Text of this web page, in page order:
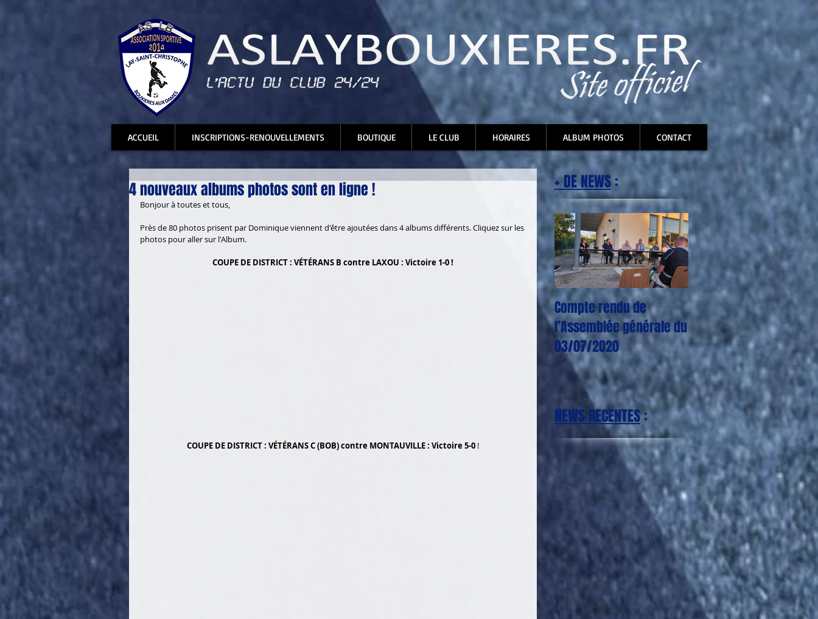
ACCUEIL INSCRIPTIONS-RENOUVELLEMENTS BOUTIQUE LE CLUB HORAIRES ALBUM PHOTOS CONTACT
4 nouveaux albums photos sont en ligne !
Bonjour à toutes et tous,
Près de 80 photos prisent par Dominique viennent d'être ajoutées dans 4 albums différents. Cliquez sur les
photos pour aller sur l'Album.
COUPE DE DISTRICT : VÉTÉRANS B contre LAXOU : Victoire 1-0 !
COUPE DE DISTRICT : VÉTÉRANS C (BOB) contre MONTAUVILLE : Victoire 5-0 !
NEWS RECENTES:
Compte rendu de
l’Assemblée générale du
03/07/2020
CORONAVIRUS : Plus
aucun entraînement,
match, tournoi jusqu'à
nouvel ordre
+ DE NEWS: